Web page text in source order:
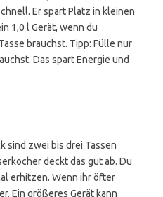
Er spart Platz in kleinen
1,0 l Gerät, wenn du
brauchst. Tipp: Fülle nur
Das spart Energie und
sind zwei bis drei Tassen
deckt das gut ab. Du
erhitzen. Wenn ihr öfter
Ein größeres Gerät kann